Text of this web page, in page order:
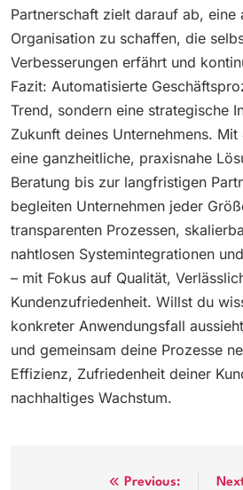
Partnerschaft zielt darauf ab, eine
Organisation zu schaffen, die
Verbesserungen erfährt und
Fazit: Automatisierte
Trend, sondern eine strategische
Zukunft deines Unternehmens.
eine ganzheitliche, praxisnahe
Beratung bis zur langfristigen
begleiten Unternehmen jeder
transparenten Prozessen,
nahtlosen Systemintegrationen
– mit Fokus auf Qualität,
Kundenzufriedenheit. Willst du
konkreter Anwendungsfall
und gemeinsam deine Prozesse
Effizienz, Zufriedenheit deiner
nachhaltiges Wachstum.
Previous: